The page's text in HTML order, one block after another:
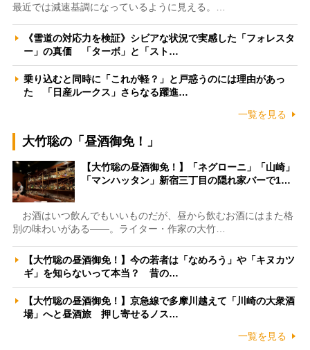
最近では減速基調になっているように見える。…
《雪道の対応力を検証》シビアな状況で実感した「フォレスタ
ー」の真価 「ターボ」と「スト…
乗り込むと同時に「これが軽？」と戸惑うのには理由があっ
た 「日産ルークス」さらなる躍進…
一覧を見る
大竹聡の「昼酒御免！」
【大竹聡の昼酒御免！】「ネグローニ」「山崎」
「マンハッタン」新宿三丁目の隠れ家バーで1…
お酒はいつ飲んでもいいものだが、昼から飲むお酒にはまた格
別の味わいがある――。ライター・作家の大竹…
【大竹聡の昼酒御免！】今の若者は「なめろう」や「キヌカツ
ギ」を知らないって本当？ 昔の…
【大竹聡の昼酒御免！】京急線で多摩川越えて「川崎の大衆酒
場」へと昼酒旅 押し寄せるノス…
一覧を見る